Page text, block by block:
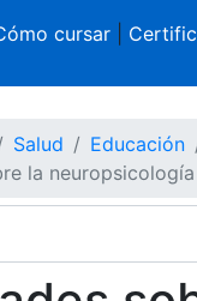
cursar|
Salud Educación
la